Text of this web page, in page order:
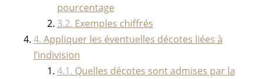
pourcentage
Exemples chiffrés
Appliquer les éventuelles décotes liées à
l’indivision
Quelles décotes sont admises par la